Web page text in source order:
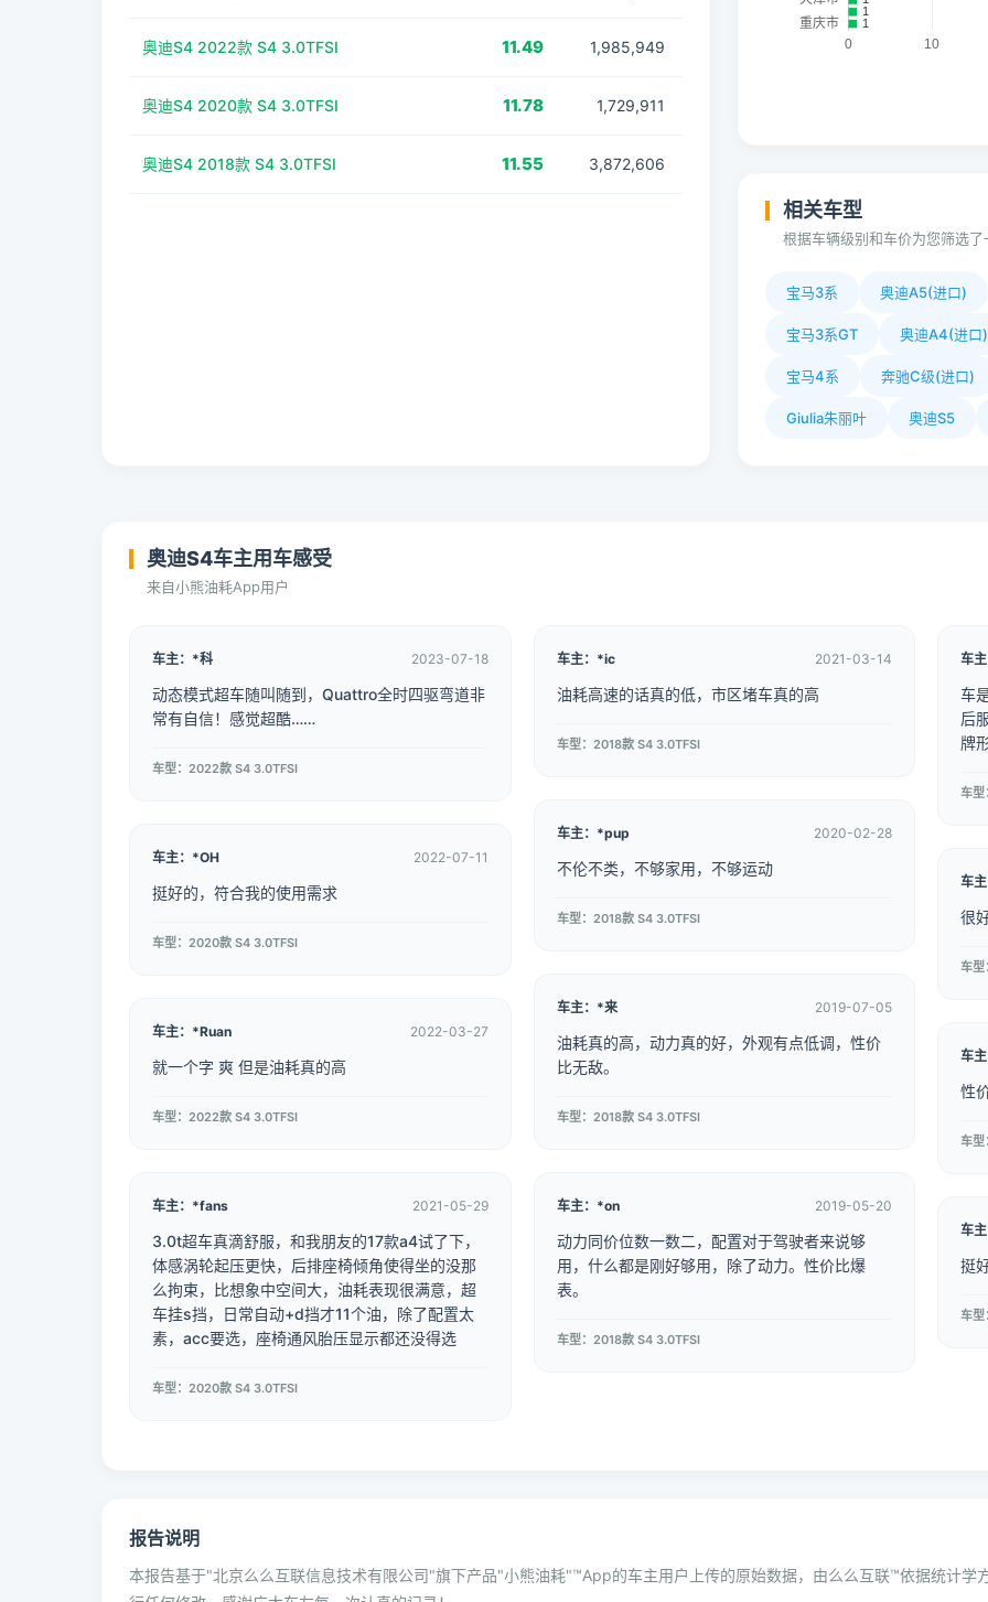
奥迪S4 2022款 S4 3.0TFSI 11.49 1,985,949
奥迪S4 2020款 S4 3.0TFSI 11.78 1,729,911
奥迪S4 2018款 S4 3.0TFSI 11.55 3,872,606
相关车型
根据车辆级别和车价为您筛选
宝马3系 奥迪A5(进口)
宝马3系GT 奥迪A4(进口)
宝马4系 奔驰C级(进口)
Giulia朱丽叶 奥迪S5
奥迪S4车主用车感受
来自小熊油耗App用户
车主：*科 2023-07-18
动态模式超车随叫随到，Quattro全时四驱弯道非
常有自信！感觉超酷……
车型：2022款 S4 3.0TFSI
车主：*OH 2022-07-11
挺好的，符合我的使用需求
车型：2020款 S4 3.0TFSI
车主：*Ruan 2022-03-27
就一个字 爽 但是油耗真的高
车型：2022款 S4 3.0TFSI
车主：*fans 2021-05-29
3.0t超车真滴舒服，和我朋友的17款a4试了下，
体感涡轮起压更快，后排座椅倾角使得坐的没那
么拘束，比想象中空间大，油耗表现很满意，超
车挂s挡，日常自动+d挡才11个油，除了配置太
素，acc要选，座椅通风胎压显示都还没得选
车型：2020款 S4 3.0TFSI
车主：*ic 2021-03-14
油耗高速的话真的低，市区堵车真的高
车型：2018款 S4 3.0TFSI
车主：*pup 2020-02-28
不伦不类，不够家用，不够运动
车型：2018款 S4 3.0TFSI
车主：*来 2019-07-05
油耗真的高，动力真的好，外观有点低调，性价
比无敌。
车型：2018款 S4 3.0TFSI
车主：*on 2019-05-20
动力同价位数一数二，配置对于驾驶者来说够
用，什么都是刚好够用，除了动力。性价比爆
表。
车型：2018款 S4 3.0TFSI
车
车
后
牌
车
车
很
车
车
性
车
车
挺
车
报告说明
本报告基于"北京么么互联信息技术有限公司"旗下产品"小熊油耗"™App的车主用户上传的原始数据，由么么互联™依据统计学